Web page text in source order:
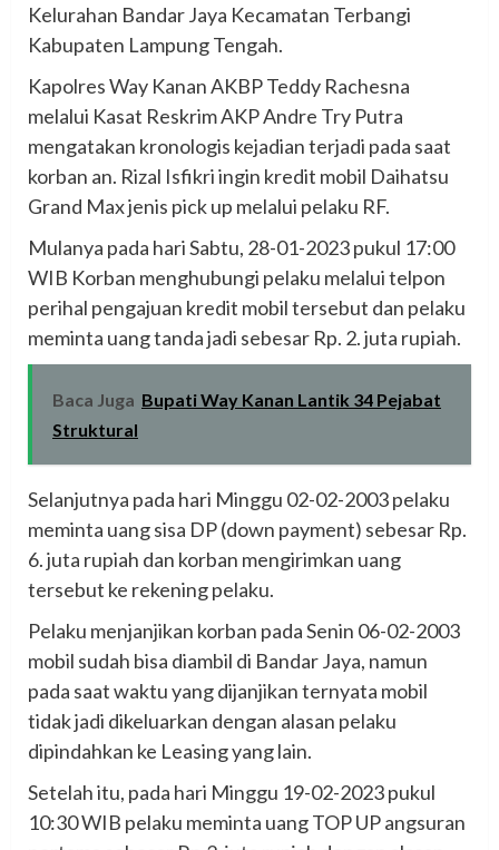
Kelurahan Bandar Jaya Kecamatan Terbangi
Kabupaten Lampung Tengah.
Kapolres Way Kanan AKBP Teddy Rachesna
melalui Kasat Reskrim AKP Andre Try Putra
mengatakan kronologis kejadian terjadi pada saat
korban an. Rizal Isfikri ingin kredit mobil Daihatsu
Grand Max jenis pick up melalui pelaku RF.
Mulanya pada hari Sabtu, 28-01-2023 pukul 17:00
WIB Korban menghubungi pelaku melalui telpon
perihal pengajuan kredit mobil tersebut dan pelaku
meminta uang tanda jadi sebesar Rp. 2. juta rupiah.
Baca Juga Bupati Way Kanan Lantik 34 Pejabat
Struktural
Selanjutnya pada hari Minggu 02-02-2003 pelaku
meminta uang sisa DP (down payment) sebesar Rp.
6. juta rupiah dan korban mengirimkan uang
tersebut ke rekening pelaku.
Pelaku menjanjikan korban pada Senin 06-02-2003
mobil sudah bisa diambil di Bandar Jaya, namun
pada saat waktu yang dijanjikan ternyata mobil
tidak jadi dikeluarkan dengan alasan pelaku
dipindahkan ke Leasing yang lain.
Setelah itu, pada hari Minggu 19-02-2023 pukul
10:30 WIB pelaku meminta uang TOP UP angsuran